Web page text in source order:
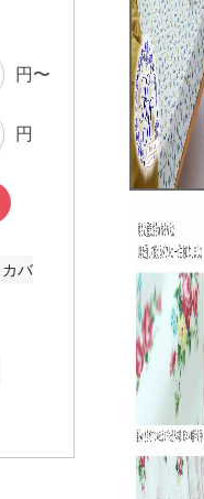
円〜
円
バ